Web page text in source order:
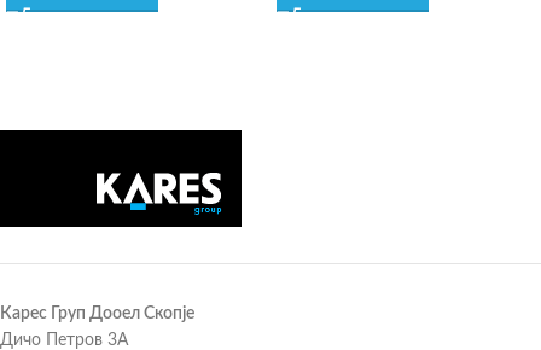
Карес Груп Дооел Скопје
Дичо Петров 3А